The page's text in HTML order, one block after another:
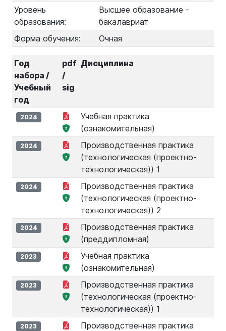
Уровень
образования:
Высшее образование -
бакалавриат
Форма обучения:
Очная
Год
набора /
Учебный
год
pdf
/
sig
Дисциплина
2024
Учебная практика
(ознакомительная)
2024
Производственная практика
(технологическая (проектно-
технологическая)) 1
2024
Производственная практика
(технологическая (проектно-
технологическая)) 2
2024
Производственная практика
(преддипломная)
2023
Учебная практика
(ознакомительная)
2023
Производственная практика
(технологическая (проектно-
технологическая)) 1
2023
Производственная практика